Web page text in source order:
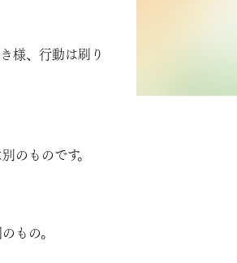
様、行動は刷り
のものです。
もの。